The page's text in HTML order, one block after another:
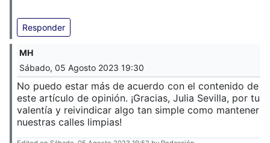
Responder
MH
Sábado, 05 Agosto 2023 19:30
No puedo estar más de acuerdo con el contenido de
este artículo de opinión. ¡Gracias, Julia Sevilla, por tu
valentía y reivindicar algo tan simple como mantener
nuestras calles limpias!